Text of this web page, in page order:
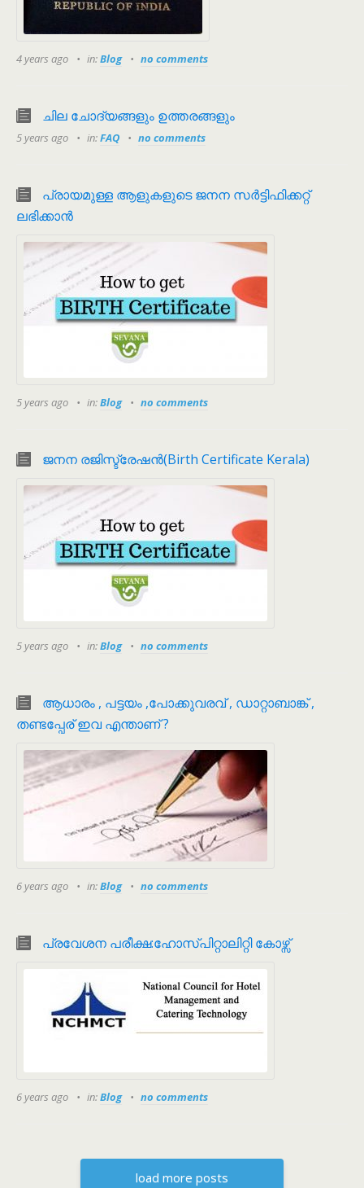
4 years ago in:Blog no comments
ചില ചോദ്യങ്ങളും ഉത്തരങ്ങളും
5 years ago in:FAQ no comments
പ്രായമുള്ള ആളുകളുടെ ജനന സർട്ടിഫിക്കറ്റ്
ലഭിക്കാൻ
5 years ago in:Blog no comments
ജനന രജിസ്ട്രേഷന്‍(Birth Certificate Kerala)
5 years ago in:Blog no comments
ആധാരം , പട്ടയം ,പോക്കുവരവ് , ഡാറ്റാബാങ്ക് ,
തണ്ടപ്പേര് ഇവ എന്താണ് ?
6 years ago in:Blog no comments
പ്രവേശന പരീക്ഷ:ഹോസ്പിറ്റാലിറ്റി കോഴ്സ്
6 years ago in:Blog no comments
load more posts